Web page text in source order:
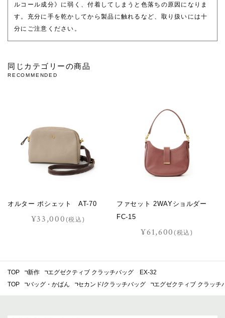
ルコール成分》に弱く、付着してしまうと色落ちの原因になりま
す。充分に手を乾かしてから製品に触れるなど、取り扱いには十
分にご注意ください。
同じカテゴリーの商品
RECOMMENDED
オルター ポシェット AT-70
¥33,000 (税込)
ファセット 2WAYショルダー
FC-15
¥61,600(税込)
TOP 新作
エグゼクティブ クラッチバッグ EX-32
TOP
バッグ・かばん セカンド/クラッチバッグ エグゼクティブ クラッ